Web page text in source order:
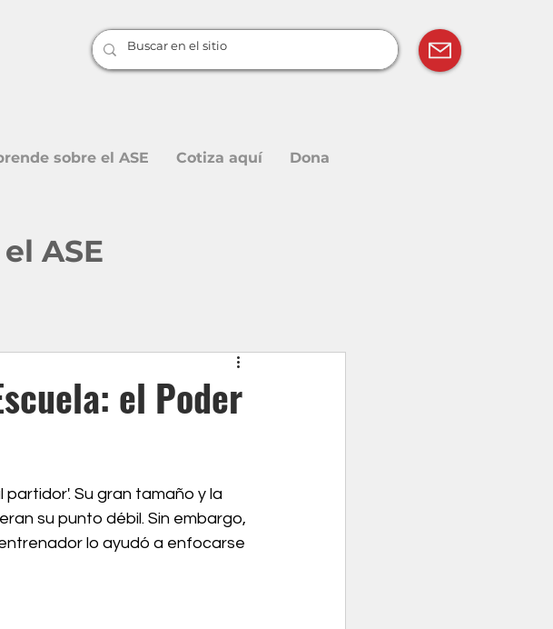
sobre el ASE Cotiza aquí Dona
ASE
el Poder
partidor'. Su gran tamaño y la
su punto débil. Sin embargo,
lo ayudó a enfocarse